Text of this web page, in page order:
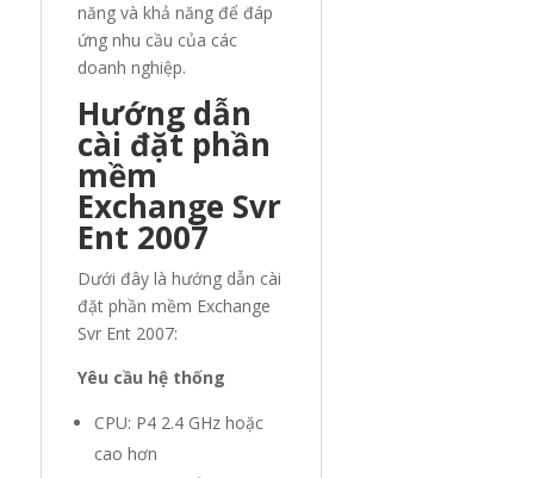
năng và khả năng để đáp
ứng nhu cầu của các
doanh nghiệp.
Hướng dẫn
cài đặt phần
mềm
Exchange Svr
Ent 2007
Dưới đây là hướng dẫn cài
đặt phần mềm Exchange
Svr Ent 2007:
Yêu cầu hệ thống
CPU: P4 2.4 GHz hoặc
cao hơn